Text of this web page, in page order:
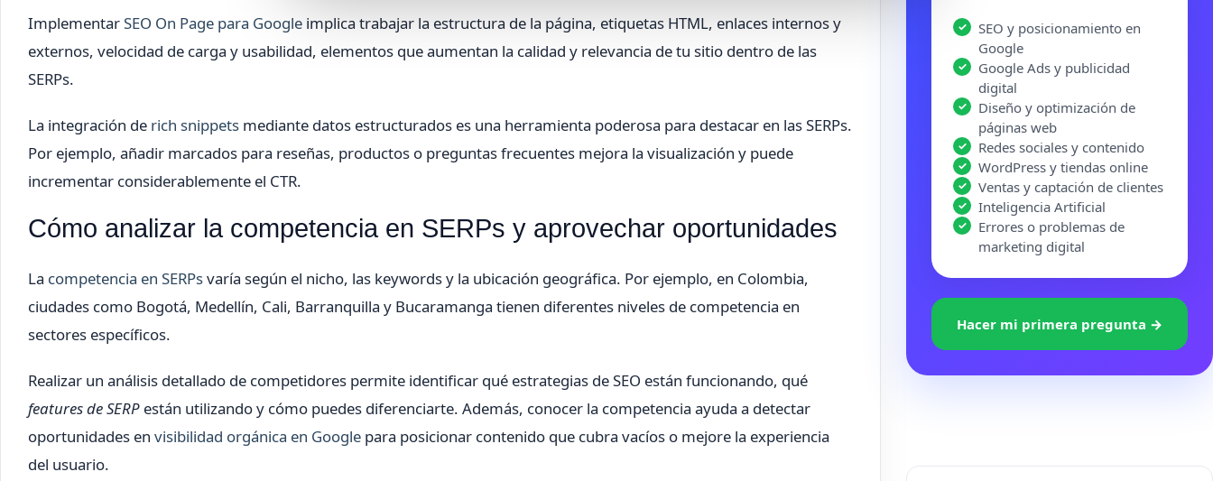
ImplementarSEO On Page para Google implica trabajar la estructura de la página, etiquetas HTML, enlaces internos y
externos, velocidad de carga y usabilidad, elementos que aumentan la calidad y relevancia de tu sitio dentro de las
SERPs.
La integración de rich snippets mediante datos estructurados es una herramienta poderosa para destacar en las SERPs.
Por ejemplo, añadir marcados para reseñas, productos o preguntas frecuentes mejora la visualización y puede
incrementar considerablemente el CTR.
Cómo analizar la competencia en SERPs y aprovechar oportunidades
La competencia en SERPsvaría según el nicho, las keywords y la ubicación geográfica. Por ejemplo, en Colombia,
ciudades como Bogotá, Medellín, Cali, Barranquilla y Bucaramanga tienen diferentes niveles de competencia en
sectores específicos.
Realizar un análisis detallado de competidores permite identificar qué estrategias de SEO están funcionando, qué
features de SERP están utilizando y cómo puedes diferenciarte. Además, conocer la competencia ayuda a detectar
oportunidades en visibilidad orgánica en Google para posicionar contenido que cubra vacíos o mejore la experiencia
del usuario.
SEO y posicionamiento en
Google
Google Ads y publicidad
digital
Diseño y optimización de
páginas web
Redes sociales y contenido
WordPress y tiendas online
Ventas y captación de clientes
Inteligencia Artificial
Errores o problemas de
marketing digital
Hacer mi primera pregunta →